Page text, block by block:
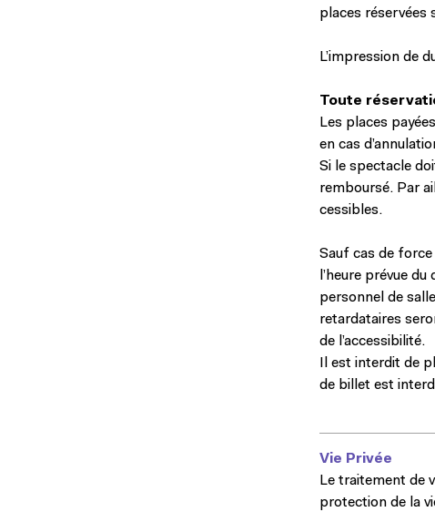
places réservées
L’impression de
Toute
Les places
en cas
Si le spectacle
remboursé. Par
cessibles.
Sauf cas de force
l’heure prévue
personnel de
retardataires
de l’accessibilité.
Il est interdit de
de billet est
Vie Privée
Le traitement de
protection de la